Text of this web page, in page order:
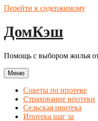
Перейти к содержимому
ДомКэш
Помощь с выбором жилья
Меню
Советы по ипотеке
Страхование ипотеки
Сельская ипотека
Ипотека шаг за